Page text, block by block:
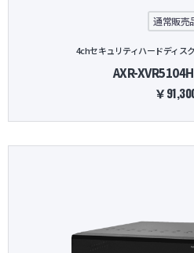
通常販売
4chセキュリティハードディス
AXR-
￥